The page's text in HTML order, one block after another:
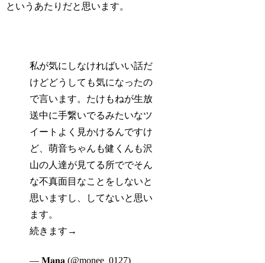
というあたりだと思います。
私が気にしなければいい話だ
けどどうしても気になったの
で言います。たけもねが生放
送中に手繋いでるみたいなツ
イートよく見かけるんですけ
ど、萌音ちゃんも健くんも沢
山の人達が見てる所ででそん
な不真面目なことをしないと
思いますし、してないと思い
ます。
続きます→
— 𝐌𝐚𝐧𝐚 (@monee_0127)